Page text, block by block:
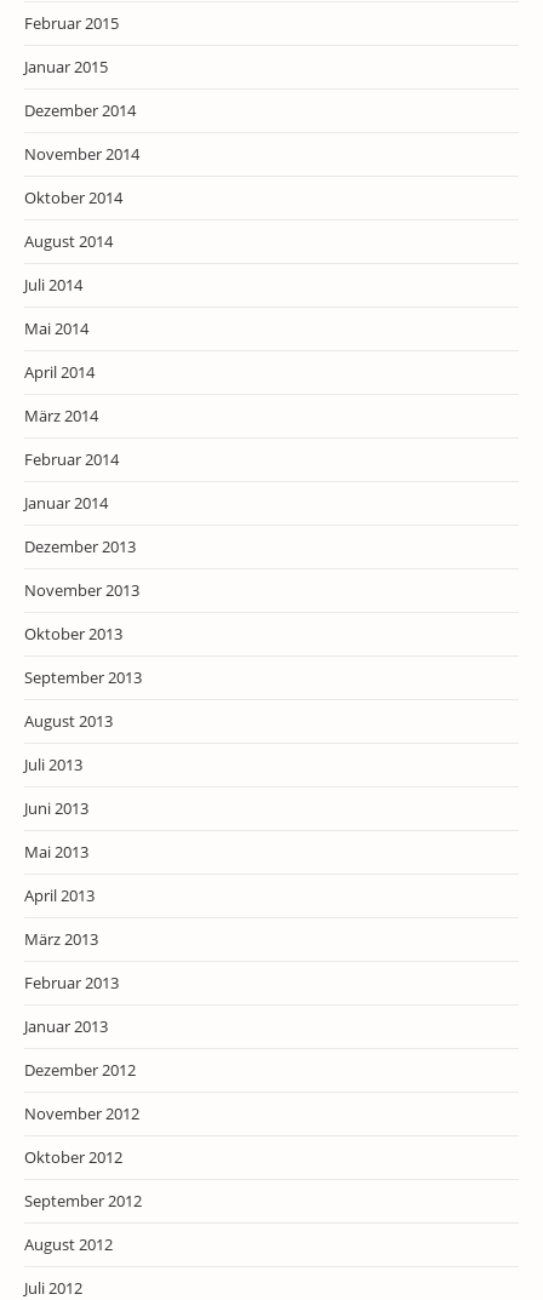
Februar 2015
Januar 2015
Dezember 2014
November 2014
Oktober 2014
August 2014
Juli 2014
Mai 2014
April 2014
März 2014
Februar 2014
Januar 2014
Dezember 2013
November 2013
Oktober 2013
September 2013
August 2013
Juli 2013
Juni 2013
Mai 2013
April 2013
März 2013
Februar 2013
Januar 2013
Dezember 2012
November 2012
Oktober 2012
September 2012
August 2012
Juli 2012